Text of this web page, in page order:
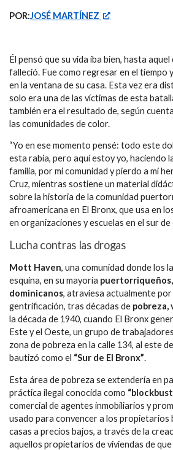
POR:JOSÉ MARTÍNEZ
Él pensó que su vida iba bien, hasta
falleció. Fue como regresar en el tiempo
en la ventana de su casa. Esta vez era
solo era una de las víctimas de esta
también era el resultado de, según
las comunidades de color.
“Yo en ese momento pensé: todo este
esta rabia, pero aquí estoy yo, haciendo
familia, por mi comunidad y pierdo a mi
Cruz, mientras sostiene un material
sobre la historia de la comunidad
afroamericana en El Bronx, que usa en
en organizaciones y escuelas en el sur
Lucha contras las drogas
Mott Haven, una comunidad donde los
esquina, en su mayoría
dominicanos, atraviesa actualmente
gentrificación, tras décadas de pobreza,
la década de 1940, cuando El Bronx
Este y el Oeste, un grupo de
zona de pobreza en la calle 134, al este
bautizó como el “Sur de El Bronx”.
Esta área de pobreza se extendería en
práctica ilegal conocida como
comercial de agentes inmobiliarios y
usado para convencer a los propietarios
casas a precios bajos, a través de la
aquellos propietarios de viviendas de